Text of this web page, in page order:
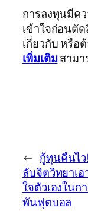
การลงทุนมีค
เข้าใจก่อนตั
เกี่ยวกับหรือ
เพิ่มเติมสามา
← กู้ทุนคืนไว
ลับจิตวิทยาเ
ใจตัวเองในก
พันฟุตบอล